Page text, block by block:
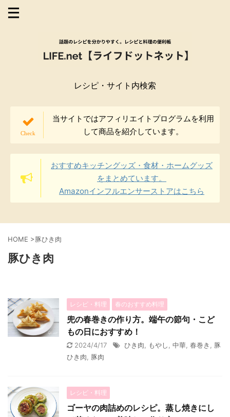
レシピ・サイト内検索
当サイトではアフィリエイトプログラムを利用
して商品を紹介しています。
おすすめキッチングッズ・食材・ホームグッズ
をまとめています。
Amazonインフルエンサーストアはこちら
HOME >豚ひき肉
豚ひき肉
レシピ・料理 春のおすすめ料理
兜の春巻きの作り方。端午の節句・こど
もの日におすすめ！
2024/4/17 ひき肉 もやし 中華 春巻き
豚
ひき肉
豚肉
レシピ・料理
ゴーヤの肉詰めのレシピ。蒸し焼きにし